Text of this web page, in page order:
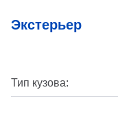
Экстерьер
Тип кузова: